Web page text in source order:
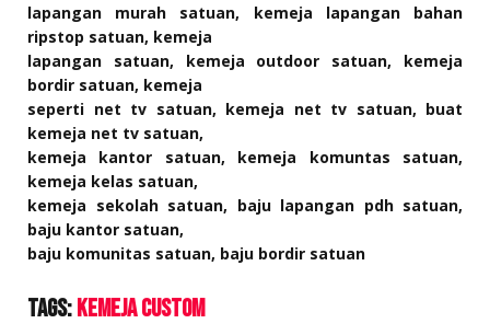
lapangan murah satuan, kemeja lapangan bahan
ripstop satuan, kemeja
lapangan satuan, kemeja outdoor satuan, kemeja
bordir satuan, kemeja
seperti net tv satuan, kemeja net tv satuan, buat
kemeja net tv satuan,
kemeja kantor satuan, kemeja komuntas satuan,
kemeja kelas satuan,
kemeja sekolah satuan, baju lapangan pdh satuan,
baju kantor satuan,
baju komunitas satuan, baju bordir satuan
Tags: Kemeja Custom